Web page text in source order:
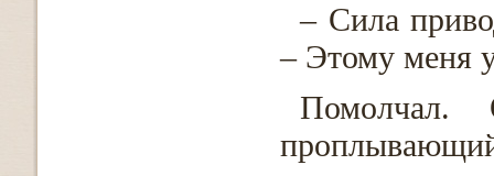
– Сила
– Этому меня
Помолчал.